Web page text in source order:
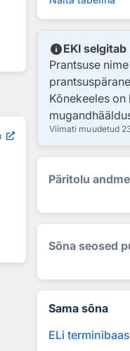
infoEKI selgitab
Prantsuse nime
Kõnekeeles on
Viimati muudetud
Päritolu
Sõna seosed
Sama sõna
ELi